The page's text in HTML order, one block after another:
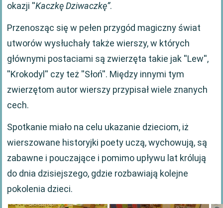
okazji ''Kaczkę Dziwaczkę”.
Przenosząc się w pełen przygód magiczny świat
utworów wysłuchały także wierszy, w których
głównymi postaciami są zwierzęta takie jak ''Lew'',
''Krokodyl'' czy też ''Słoń''. Między innymi tym
zwierzętom autor wierszy przypisał wiele znanych
cech.
Spotkanie miało na celu ukazanie dzieciom, iż
wierszowane historyjki poety uczą, wychowują, są
zabawne i pouczające i pomimo upływu lat królują
do dnia dzisiejszego, gdzie rozbawiają kolejne
pokolenia dzieci.